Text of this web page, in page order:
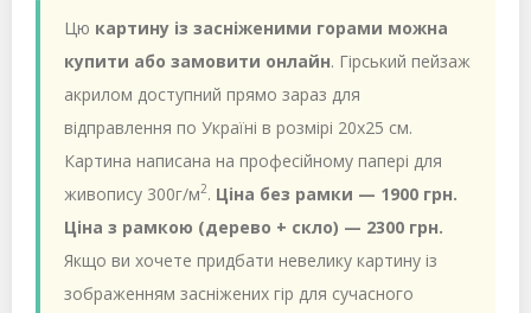
Цю картину із засніженими горами можна
купити або замовити онлайн. Гірський пейзаж
акрилом доступний прямо зараз для
відправлення по Україні в розмірі 20х25 см.
Картина написана на професійному папері для
живопису 300г/м2. Ціна без рамки — 1900 грн.
Ціна з рамкою (дерево + скло) — 2300 грн.
Якщо ви хочете придбати невелику картину із
зображенням засніжених гір для сучасного